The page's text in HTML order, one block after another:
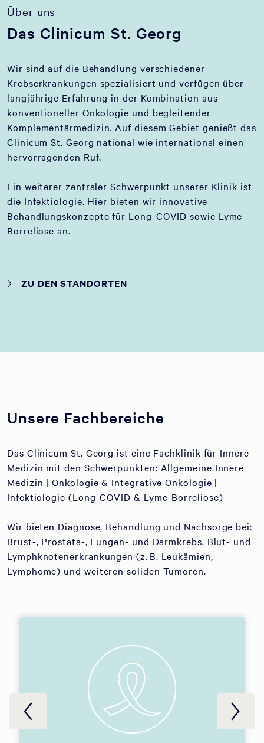
Über uns
Das Clinicum St. Georg
Wir sind auf die Behandlung verschiedener
Krebserkrankungen spezialisiert und verfügen über
langjährige Erfahrung in der Kombination aus
konventioneller Onkologie und begleitender
Komplementärmedizin. Auf diesem Gebiet genießt das
Clinicum St. Georg national wie international einen
hervorragenden Ruf.
Ein weiterer zentraler Schwerpunkt unserer Klinik ist
die Infektiologie. Hier bieten wir innovative
Behandlungskonzepte für Long-COVID sowie Lyme-
Borreliose an.
ZU DEN STANDORTEN
Unsere Fachbereiche
Das Clinicum St. Georg ist eine Fachklinik für Innere
Medizin mit den Schwerpunkten: Allgemeine Innere
Medizin | Onkologie & Integrative Onkologie |
Infektiologie (Long-COVID & Lyme-Borreliose)
Wir bieten Diagnose, Behandlung und Nachsorge bei:
Brust-, Prostata-, Lungen- und Darmkrebs, Blut- und
Lymphknotenerkrankungen (z. B. Leukämien,
Lymphome) und weiteren soliden Tumoren.